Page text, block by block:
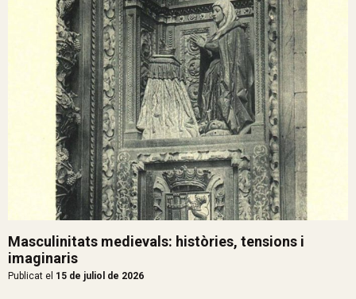
Masculinitats medievals: històries, tensions i
imaginaris
Publicat el 15 de juliol de 2026